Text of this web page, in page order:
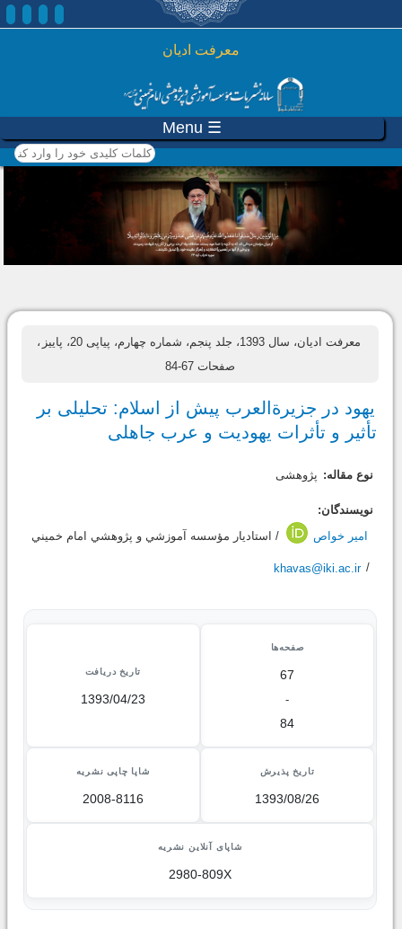
رفتن به محتوای اصلی
معرفت ادیان
☰ Menu
کلمات کلیدی خود را وارد
کنید
معرفت ادیان، سال 1393، جلد پنجم، شماره چهارم، پیاپی 20، پاییز
،
صفحات 67-84
یهود در جزیرةالعرب پیش از اسلام: تحلیلی بر
تأثیر و تأثرات یهودیت و عرب جاهلی
نوع مقاله: پژوهشی
نویسندگان:
امیر خواص
/ استاديار مؤسسه آموزشي و پژوهشي امام خميني
/
khavas@iki.ac.ir
صفحه‌ها
67
-
84
تاریخ دریافت
1393/04/23
تاریخ پذیرش
1393/08/26
شاپا چاپی نشریه
2008-8116
شاپای آنلاین نشریه
2980-809X